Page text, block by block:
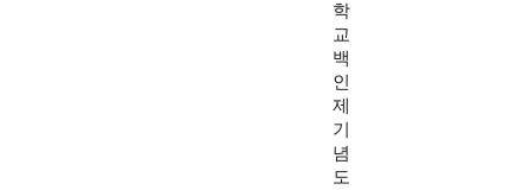
학
교
백
인
제
기
념
도